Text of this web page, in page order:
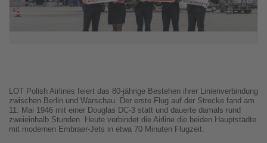
LOT Polish Airlines feiert das 80-jährige Bestehen ihrer Linienverbindung
zwischen Berlin und Warschau. Der erste Flug auf der Strecke fand am
11. Mai 1946 mit einer Douglas DC-3 statt und dauerte damals rund
zweieinhalb Stunden. Heute verbindet die Airline die beiden Hauptstädte
mit modernen Embraer-Jets in etwa 70 Minuten Flugzeit.